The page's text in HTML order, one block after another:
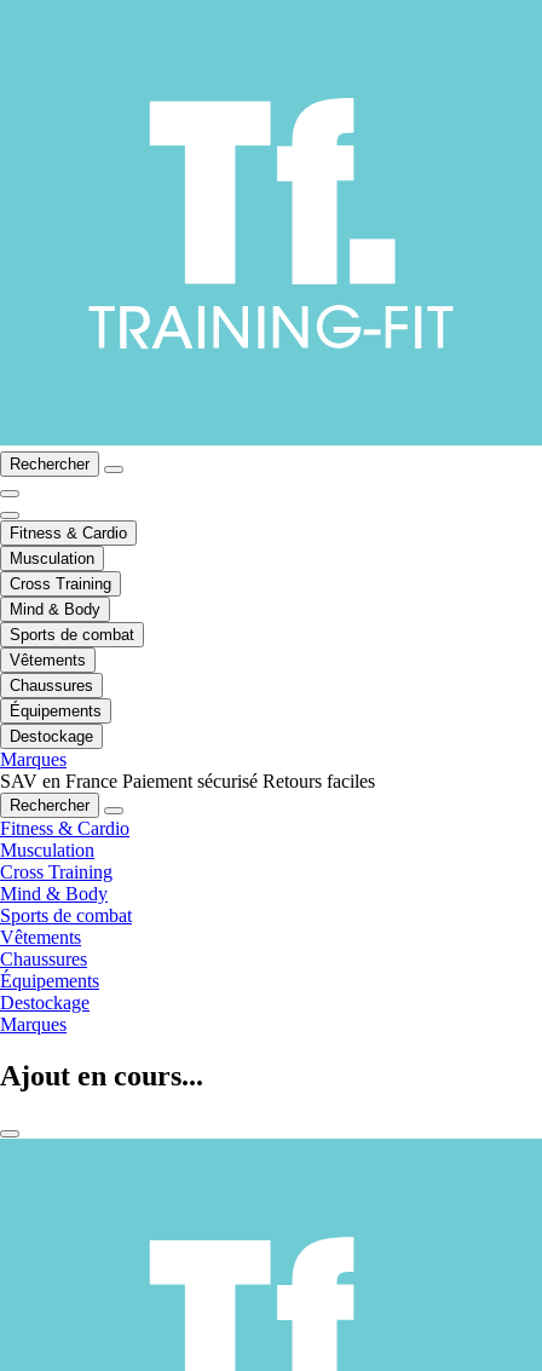
Rechercher
Fitness & Cardio
Musculation
Cross Training
Mind & Body
Sports de combat
Vêtements
Chaussures
Équipements
Destockage
Marques
SAV en France Paiement sécurisé Retours faciles
Rechercher
Fitness & Cardio
Musculation
Cross Training
Mind & Body
Sports de combat
Vêtements
Chaussures
Équipements
Destockage
Marques
Ajout en cours...